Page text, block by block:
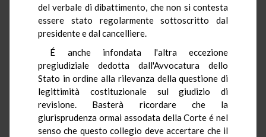
del verbale di dibattimento, che non si contesta
essere stato regolarmente sottoscritto dal
presidente e dal cancelliere.
É anche infondata l'altra eccezione
pregiudiziale dedotta dall'Avvocatura dello
Stato in ordine alla rilevanza della questione di
legittimità costituzionale sul giudizio di
revisione. Basterà ricordare che la
giurisprudenza ormai assodata della Corte é nel
senso che questo collegio deve accertare che il